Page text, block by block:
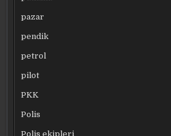
pazar
pendik
petrol
pilot
PKK
Polis
Polis ekipleri